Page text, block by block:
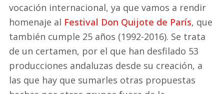
vocación internacional, ya que vamos a rendir
homenaje al Festival Don Quijote de París, que
también cumple 25 años (1992-2016). Se trata
de un certamen, por el que han desfilado 53
producciones andaluzas desde su creación, a
las que hay que sumarles otras propuestas